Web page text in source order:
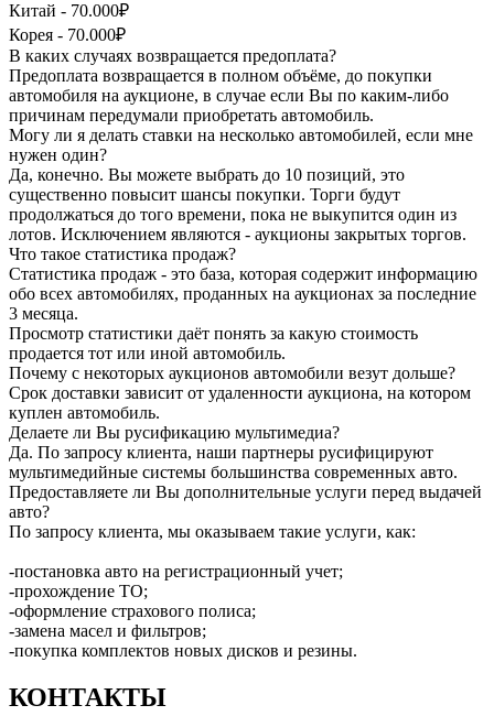
Китай - 70.000₽
Корея - 70.000₽
В каких случаях возвращается предоплата?
Предоплата возвращается в полном объёме, до покупки
автомобиля на аукционе, в случае если Вы по каким-либо
причинам передумали приобретать автомобиль.
Могу ли я делать ставки на несколько автомобилей, если мне
нужен один?
Да, конечно. Вы можете выбрать до 10 позиций, это
существенно повысит шансы покупки. Торги будут
продолжаться до того времени, пока не выкупится один из
лотов. Исключением являются - аукционы закрытых торгов.
Что такое статистика продаж?
Статистика продаж - это база, которая содержит информацию
обо всех автомобилях, проданных на аукционах за последние
3 месяца.
Просмотр статистики даёт понять за какую стоимость
продается тот или иной автомобиль.
Почему с некоторых аукционов автомобили везут дольше?
Срок доставки зависит от удаленности аукциона, на котором
куплен автомобиль.
Делаете ли Вы русификацию мультимедиа?
Да. По запросу клиента, наши партнеры русифицируют
мультимедийные системы большинства современных авто.
Предоставляете ли Вы дополнительные услуги перед выдачей
авто?
По запросу клиента, мы оказываем такие услуги, как:
-постановка авто на регистрационный учет;
-прохождение ТО;
-оформление страхового полиса;
-замена масел и фильтров;
-покупка комплектов новых дисков и резины.
КОНТАКТЫ